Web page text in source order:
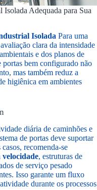
Isolada Adequada para Sua
Isolada Para uma
clara da intensidade
e dos planos de
portas bem configurado não
mas também reduz a
higiênica em ambientes
diária de caminhões e
de portas deve suportar
recomenda-se
velocidade, estruturas de
de serviço pesado
Isso garante um fluxo
durante os processos